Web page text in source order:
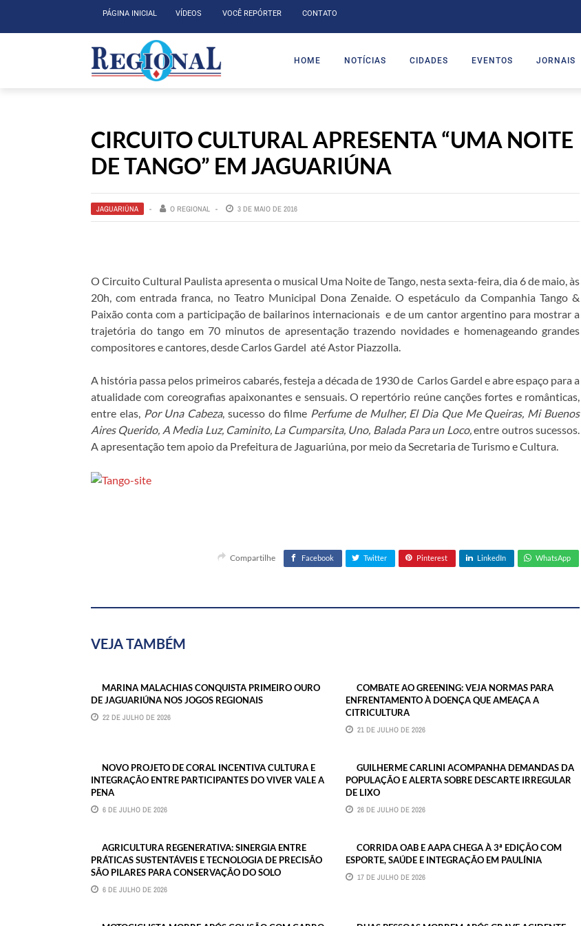
PÁGINA INICIAL VÍDEOS VOCÊ REPÓRTER CONTATO
HOME NOTÍCIAS CIDADES EVENTOS JORNAIS
CIRCUITO CULTURAL APRESENTA “UMA NOITE
DE TANGO” EM JAGUARIÚNA
JAGUARIÚNA O REGIONAL 3 DE MAIO DE 2016
O Circuito Cultural Paulista apresenta o musical Uma Noite de Tango, nesta sexta-feira, dia 6 de maio, às
20h, com entrada franca, no Teatro Municipal Dona Zenaide. O espetáculo da Companhia Tango &
Paixão conta com a participação de bailarinos internacionais e de um cantor argentino para mostrar a
trajetória do tango em 70 minutos de apresentação trazendo novidades e homenageando grandes
compositores e cantores, desde Carlos Gardel até Astor Piazzolla.
A história passa pelos primeiros cabarés, festeja a década de 1930 de Carlos Gardel e abre espaço para a
atualidade com coreografias apaixonantes e sensuais. O repertório reúne canções fortes e românticas,
entre elas, Por Una Cabeza, sucesso do filme Perfume de Mulher, El Dia Que Me Queiras, Mi Buenos
Aires Querido, A Media Luz, Caminito, La Cumparsita, Uno, Balada Para un Loco,entre outros sucessos.
A apresentação tem apoio da Prefeitura de Jaguariúna, por meio da Secretaria de Turismo e Cultura.
Compartilhe Facebook Twitter Pinterest LinkedIn WhatsApp
VEJA TAMBÉM
MARINA MALACHIAS CONQUISTA PRIMEIRO OURO
DE JAGUARIÚNA NOS JOGOS REGIONAIS
22 DE JULHO DE 2026
COMBATE AO GREENING: VEJA NORMAS PARA
ENFRENTAMENTO À DOENÇA QUE AMEAÇA A
CITRICULTURA
21 DE JULHO DE 2026
NOVO PROJETO DE CORAL INCENTIVA CULTURA E
INTEGRAÇÃO ENTRE PARTICIPANTES DO VIVER VALE A
PENA
6 DE JULHO DE 2026
GUILHERME CARLINI ACOMPANHA DEMANDAS DA
POPULAÇÃO E ALERTA SOBRE DESCARTE IRREGULAR
DE LIXO
26 DE JULHO DE 2026
AGRICULTURA REGENERATIVA: SINERGIA ENTRE
PRÁTICAS SUSTENTÁVEIS E TECNOLOGIA DE PRECISÃO
SÃO PILARES PARA CONSERVAÇÃO DO SOLO
6 DE JULHO DE 2026
CORRIDA OAB E AAPA CHEGA À 3ª EDIÇÃO COM
ESPORTE, SAÚDE E INTEGRAÇÃO EM PAULÍNIA
17 DE JULHO DE 2026